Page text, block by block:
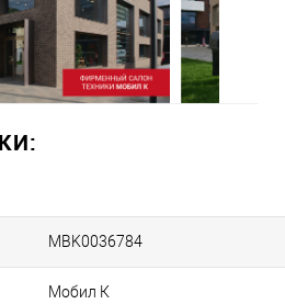
MBK0036784
Мобил К